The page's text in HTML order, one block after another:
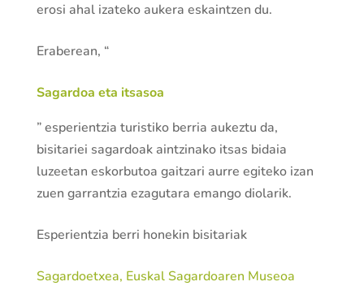
erosi ahal izateko aukera eskaintzen du.
Eraberean, “
Sagardoa eta itsasoa
” esperientzia turistiko berria aukeztu da,
bisitariei sagardoak aintzinako itsas bidaia
luzeetan eskorbutoa gaitzari aurre egiteko izan
zuen garrantzia ezagutara emango diolarik.
Esperientzia berri honekin bisitariak
Sagardoetxea, Euskal Sagardoaren Museoa